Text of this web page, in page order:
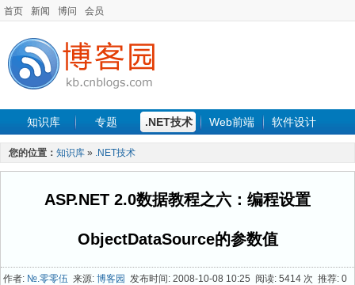
首页 新闻 博问 会员
知识库 专题 .NET技术 Web前端 软件设计
手机开发 软件工程
最新文章
您的位置： 知识库 » .NET技术
ASP.NET 2.0数据教程之六：编程设置
ObjectDataSource的参数值
作者: №.零零伍 来源: 博客园 发布时间: 2008-10-08 10:25 阅读: 5414 次 推荐: 0